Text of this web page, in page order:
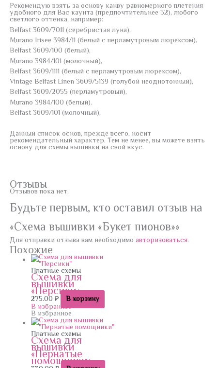
Рекомендую взять за основу канву равномерного плетения
удобного для Вас каунта (предпочтительнее 32), любого
светлого оттенка, например:
Belfast 3609/7011 (серебристая луна),
Murano Irisee 3984/11 (белый с перламутровым люрексом),
Belfast 3609/100 (белый),
Murano 3984/101 (молочный),
Belfast 3609/1111 (белый с перламутровым люрексом),
Vintage Belfast Linen 3609/5139 (голубой неоднотонный),
Belfast 3609/2055 (перламутровый),
Murano 3984/100 (белый).
Belfast 3609/101 (молочный),
Данный список основ, прежде всего, носит
рекомендательный характер. Тем не менее, вы можете взять
основу для схемы вышивки на свой вкус.
Отзывы
Отзывов пока нет.
Будьте первым, кто оставил отзыв на
«Схема вышивки «Букет пионов»»
Для отправки отзыва вам необходимо авторизоваться.
Похожие
Платные схемы
Схема для
вышивки
«Персики»
275.00 ₽ В корзину
В избранное
В избранное
Платные схемы
Схема для
вышивки
«Пернатые
помощники»